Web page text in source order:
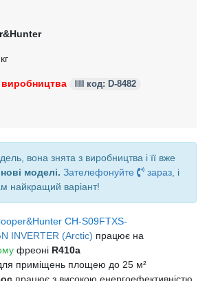
виробництва код: D-8482
вона знята з виробництва і її вже
моделі. Зателефонуйте зараз , і
найкращий варіант!
CH-S09FTXS-
INVERTER (Arctic) працює на
фреоні R410a
приміщень площею до 25 м²
працює з високою енергоефективністю